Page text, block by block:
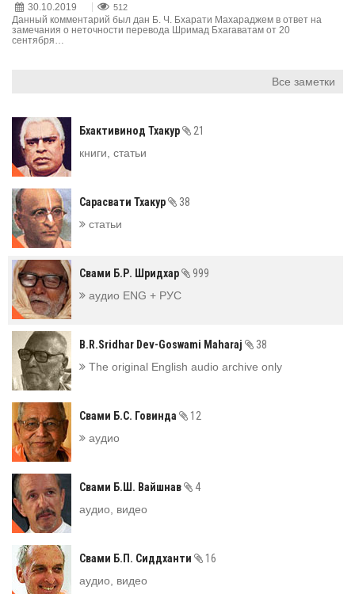
30.10.2019 512
Данный комментарий был дан Б. Ч. Бхарати Махараджем в ответ на
замечания о неточности перевода Шримад Бхагаватам от 20
сентября…
Все заметки
Бхактивинод Тхакур
21
книги, статьи
Сарасвати Тхакур
38
статьи
Свами Б.Р. Шридхар
999
аудио ENG + РУС
B.R.Sridhar Dev-Goswami Maharaj
38
The original English audio archive only
Свами Б.С. Говинда
12
аудио
Свами Б.Ш. Вайшнав
4
аудио, видео
Свами Б.П. Сиддханти
16
аудио, видео